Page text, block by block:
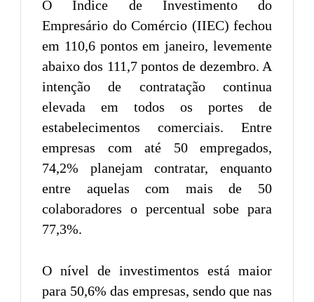
O Índice de Investimento do
Empresário do Comércio (IIEC) fechou
em 110,6 pontos em janeiro, levemente
abaixo dos 111,7 pontos de dezembro. A
intenção de contratação continua
elevada em todos os portes de
estabelecimentos comerciais. Entre
empresas com até 50 empregados,
74,2% planejam contratar, enquanto
entre aquelas com mais de 50
colaboradores o percentual sobe para
77,3%.
O nível de investimentos está maior
para 50,6% das empresas, sendo que nas